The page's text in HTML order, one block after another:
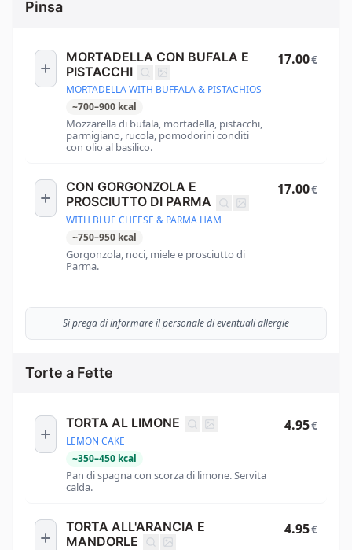
Pinsa
MORTADELLA CON BUFALA E
PISTACCHI
MORTADELLA WITH BUFFALA & PISTACHIOS
~700–900 kcal
Mozzarella di bufala, mortadella, pistacchi,
parmigiano, rucola, pomodorini conditi
con olio al basilico.
17.00€
CON GORGONZOLA E
PROSCIUTTO DI PARMA
WITH BLUE CHEESE & PARMA HAM
~750–950 kcal
Gorgonzola, noci, miele e prosciutto di
Parma.
17.00€
Si prega di informare il personale di eventuali allergie
Torte a Fette
TORTA AL LIMONE
LEMON CAKE
~350–450 kcal
Pan di spagna con scorza di limone. Servita
calda.
4.95€
TORTA ALL'ARANCIA E
MANDORLE
4.95€